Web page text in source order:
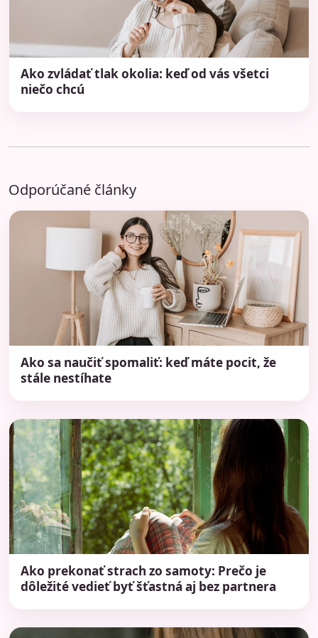
Ako zvládať tlak okolia: keď od vás všetci
niečo chcú
Odporúčané články
Ako sa naučiť spomaliť: keď máte pocit, že
stále nestíhate
Ako prekonať strach zo samoty: Prečo je
dôležité vedieť byť šťastná aj bez partnera